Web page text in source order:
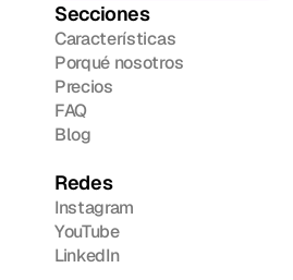
Secciones
Características
Porqué nosotros
Precios
FAQ
Blog
Redes
Instagram
YouTube
LinkedIn